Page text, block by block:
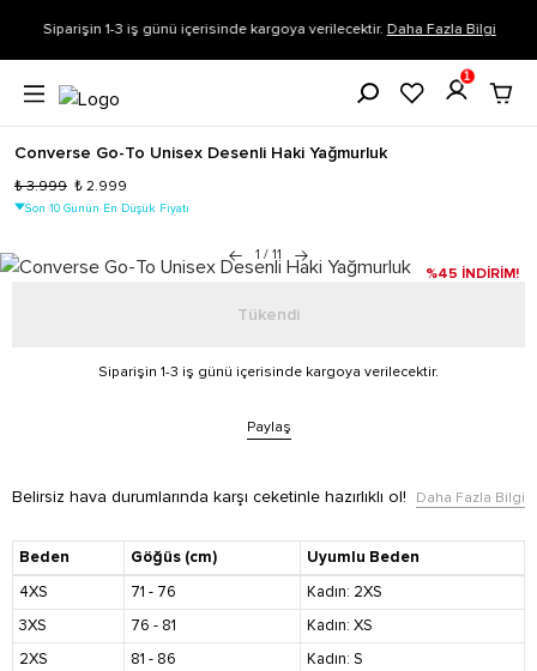
Siparişin 1-3 iş günü içerisinde kargoya verilecektir. Daha Fazla Bilgi
1
Converse Go-To Unisex Desenli Haki Yağmurluk
₺ 3.999 ₺ 2.999
Son 10 Günün En Düşük Fiyatı
1 / 11
%45 İNDİRİM!
Tükendi
Siparişin 1-3 iş günü içerisinde kargoya verilecektir.
Paylaş
Belirsiz hava durumlarında karşı ceketinle hazırlıklı ol! Daha Fazla Bilgi
Beden Göğüs (cm)
Uyumlu Beden
4XS
71 - 76
Kadın: 2XS
3XS
76 - 81
Kadın: XS
2XS
81 - 86 Kadın: S